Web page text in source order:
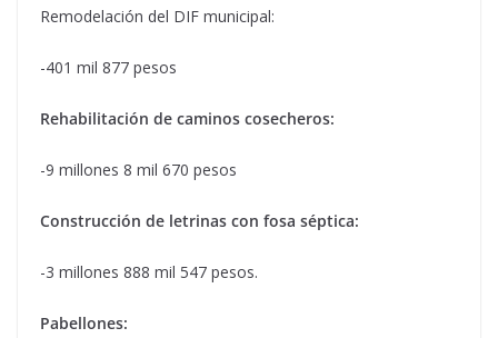
Remodelación del DIF municipal:
-401 mil 877 pesos
Rehabilitación de caminos cosecheros:
-9 millones 8 mil 670 pesos
Construcción de letrinas con fosa séptica:
-3 millones 888 mil 547 pesos.
Pabellones: